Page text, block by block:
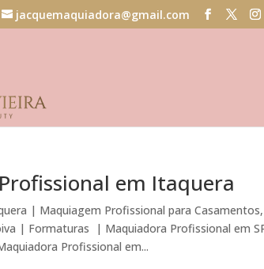
jacquemaquiadora@gmail.com
em Itaquera
| Maquiagem Profissional para
| Formaturas | Maquiadora Profissional em
Profissional em...